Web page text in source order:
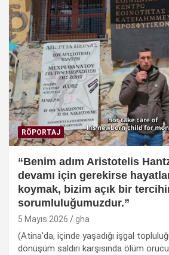
RÖPORTAJ
“Benim adım Aristotelis
devamı için gerekirse
koymak, bizim açık bir
sorumluluğumuzdur.”
5 Mayıs 2026 gha
(Atina'da, içinde yaşadığı işgal
dönüşüm saldırı karşısında ölüm